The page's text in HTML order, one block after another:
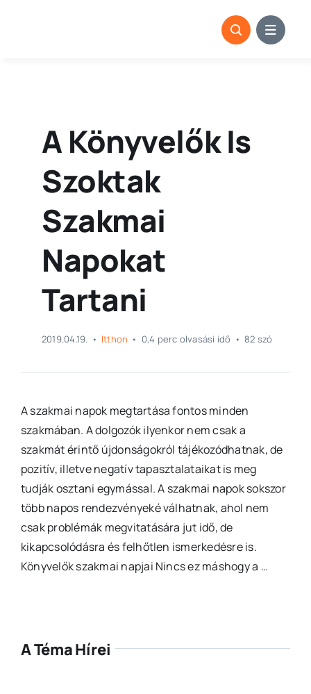
A Könyvelők Is
Szoktak
Szakmai
Napokat
Tartani
2019.04.19. • Itthon • 0,4 perc olvasási idő • 82 szó
A szakmai napok megtartása fontos minden
szakmában. A dolgozók ilyenkor nem csak a
szakmát érintő újdonságokról tájékozódhatnak, de
pozitív, illetve negatív tapasztalataikat is meg
tudják osztani egymással. A szakmai napok sokszor
több napos rendezvényeké válhatnak, ahol nem
csak problémák megvitatására jut idő, de
kikapcsolódásra és felhőtlen ismerkedésre is.
Könyvelők szakmai napjai Nincs ez máshogy a …
A Téma Hírei